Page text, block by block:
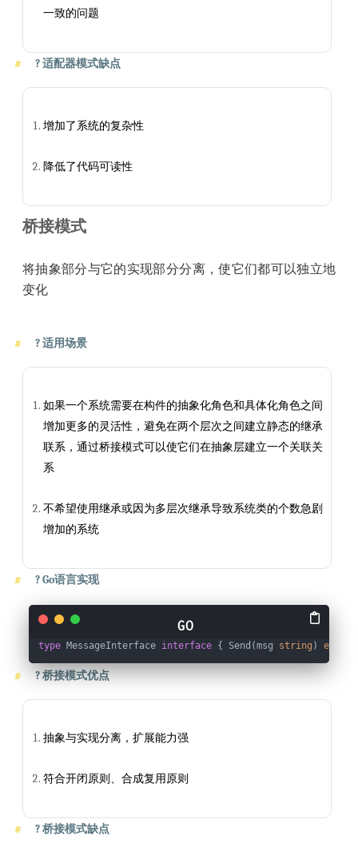
一致的问题
?适配器模式缺点
增加了系统的复杂性
降低了代码可读性
桥接模式
将抽象部分与它的实现部分分离，使它们都可以独立地
变化
?适用场景
如果一个系统需要在构件的抽象化角色和具体化角色之间
增加更多的灵活性，避免在两个层次之间建立静态的继承
联系，通过桥接模式可以使它们在抽象层建立一个关联关
系
不希望使用继承或因为多层次继承导致系统类的个数急剧
增加的系统
?Go语言实现
type MessageInterface interface { Send(msg string ) error
?桥接模式优点
抽象与实现分离，扩展能力强
符合开闭原则、合成复用原则
?桥接模式缺点